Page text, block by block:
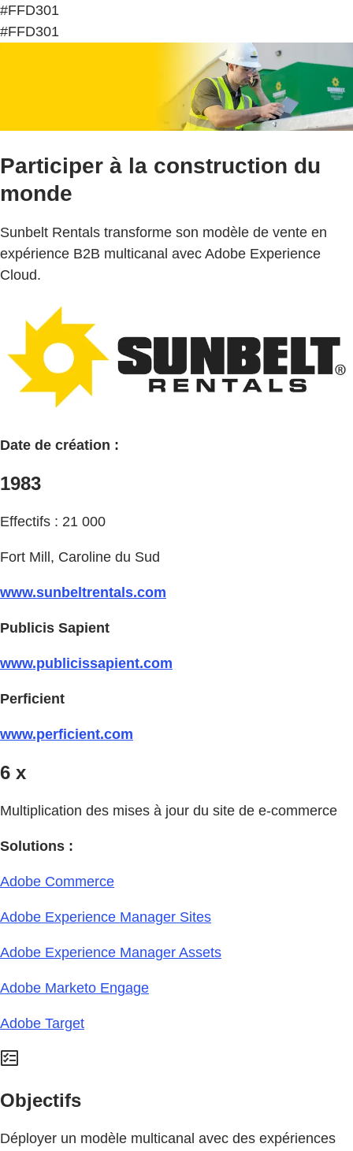
#FFD301
#FFD301
Participer à la construction du
monde
Sunbelt Rentals transforme son modèle de vente en
expérience B2B multicanal avec Adobe Experience
Cloud.
Date de création :
1983
Effectifs : 21 000
Fort Mill, Caroline du Sud
www.sunbeltrentals.com
Publicis Sapient
www.publicissapient.com
Perficient
www.perficient.com
6 x
Multiplication des mises à jour du site de e-commerce
Solutions :
Adobe Commerce
Adobe Experience Manager Sites
Adobe Experience Manager Assets
Adobe Marketo Engage
Adobe Target
Objectifs
Déployer un modèle multicanal avec des expériences